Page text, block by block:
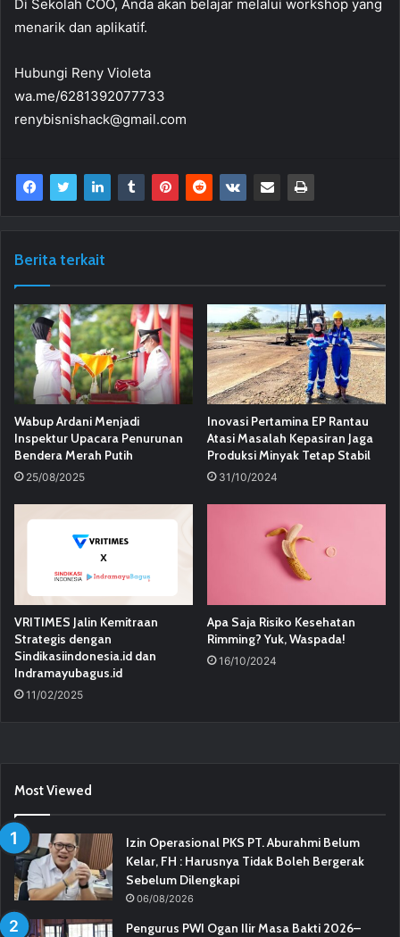
Di Sekolah COO, Anda akan belajar melalui workshop yang
menarik dan aplikatif.
Hubungi Reny Violeta
wa.me/6281392077733
renybisnishack@gmail.com
Berita terkait
Wabup Ardani Menjadi
Inspektur Upacara Penurunan
Bendera Merah Putih
25/08/2025
Inovasi Pertamina EP Rantau
Atasi Masalah Kepasiran Jaga
Produksi Minyak Tetap Stabil
31/10/2024
VRITIMES Jalin Kemitraan
Strategis dengan
Sindikasiindonesia.id dan
Indramayubagus.id
11/02/2025
Apa Saja Risiko Kesehatan
Rimming? Yuk, Waspada!
16/10/2024
Most Viewed
Izin Operasional PKS PT. Aburahmi Belum
Kelar, FH : Harusnya Tidak Boleh Bergerak
Sebelum Dilengkapi
06/08/2026
Pengurus PWI Ogan Ilir Masa Bakti 2026–